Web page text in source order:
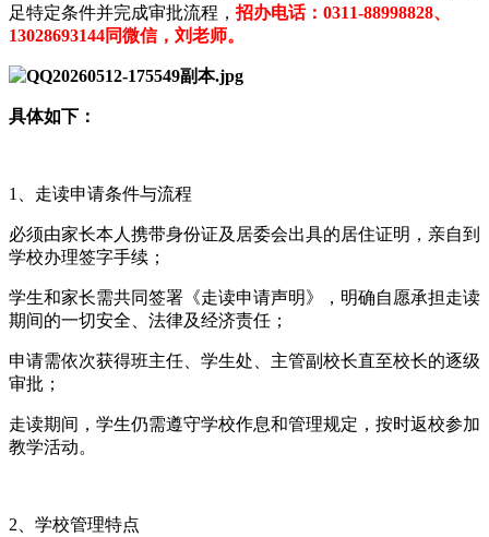
足特定条件并完成审批流程， 招办电话：0311-88998828、
13028693144同微信，刘老师。
具体如下：
1、走读申请条件与流程
‌必须由家长本人携带身份证及居委会出具的居住证明‌，亲自到
学校办理签字手续；
学生和家长需共同签署《走读申请声明》，明确自愿承担走读
期间的一切安全、法律及经济责任；
申请需依次获得班主任、学生处、主管副校长直至校长的逐级
审批；
走读期间，学生仍需遵守学校作息和管理规定，按时返校参加
教学活动‌‌。
2、学校管理特点